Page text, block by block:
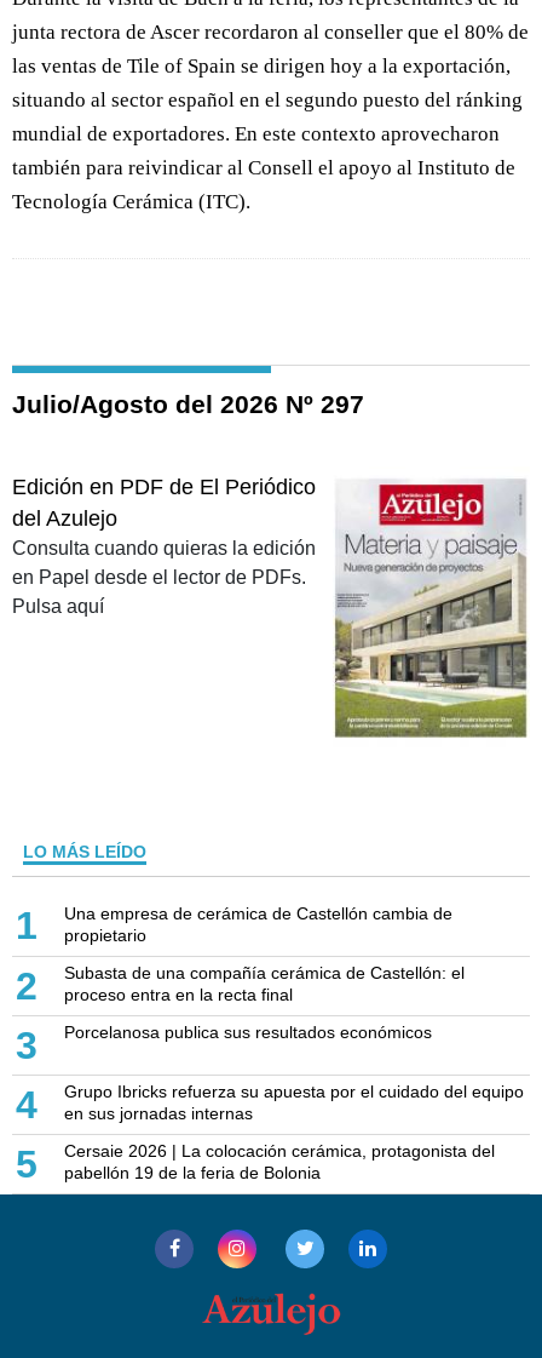
junta rectora de Ascer recordaron al conseller que el 80% de
las ventas de Tile of Spain se dirigen hoy a la exportación,
situando al sector español en el segundo puesto del ránking
mundial de exportadores. En este contexto aprovecharon
también para reivindicar al Consell el apoyo al Instituto de
Tecnología Cerámica (ITC).
Julio/Agosto del 2026 Nº 297
Edición en PDF de El Periódico
del Azulejo
Consulta cuando quieras la edición
en Papel desde el lector de PDFs.
Pulsa aquí
LO MÁS LEÍDO
1
Una empresa de cerámica de Castellón cambia de
propietario
2
Subasta de una compañía cerámica de Castellón: el
proceso entra en la recta final
3 Porcelanosa publica sus resultados económicos
4
Grupo Ibricks refuerza su apuesta por el cuidado del equipo
en sus jornadas internas
5
Cersaie 2026 | La colocación cerámica, protagonista del
pabellón 19 de la feria de Bolonia